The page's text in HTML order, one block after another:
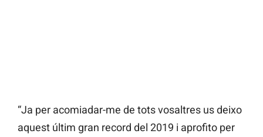
“Ja per acomiadar-me de tots vosaltres us deixo
aquest últim gran record del 2019 i aprofito per